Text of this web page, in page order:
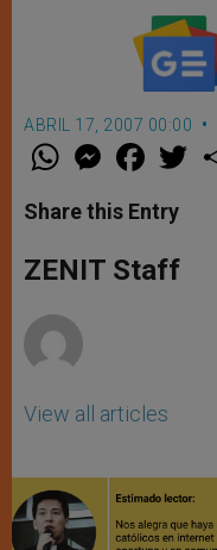
ABRIL 17, 2007 00:00
W
t
s
p
p
M
e
s
e
g
e
F
a
e
b
o
k
w
Share this Entry
ZENIT Staff
View all articles